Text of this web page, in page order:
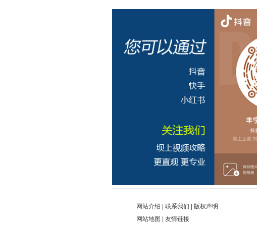
网站介绍 联系我们
版权声明
网站地图
友情链接